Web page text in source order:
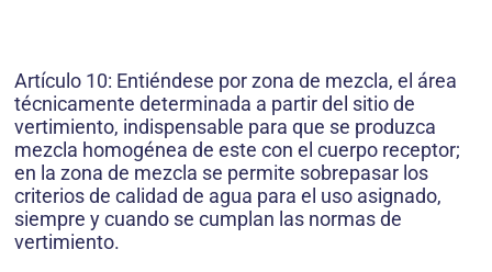
Artículo 10: Entiéndese por zona de mezcla, el área
técnicamente determinada a partir del sitio de
vertimiento, indispensable para que se produzca
mezcla homogénea de este con el cuerpo receptor;
en la zona de mezcla se permite sobrepasar los
criterios de calidad de agua para el uso asignado,
siempre y cuando se cumplan las normas de
vertimiento.